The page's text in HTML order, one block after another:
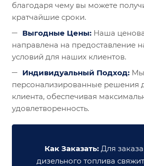
благодаря чему вы можете
кратчайшие сроки.
Выгодные Цены: Наша
направлена на предоставление
условий для наших клиентов.
Индивидуальный Подход: Мы
персонализированные решения
клиента, обеспечивая
удовлетворенность.
Как Заказать:Для
дизельного топлива